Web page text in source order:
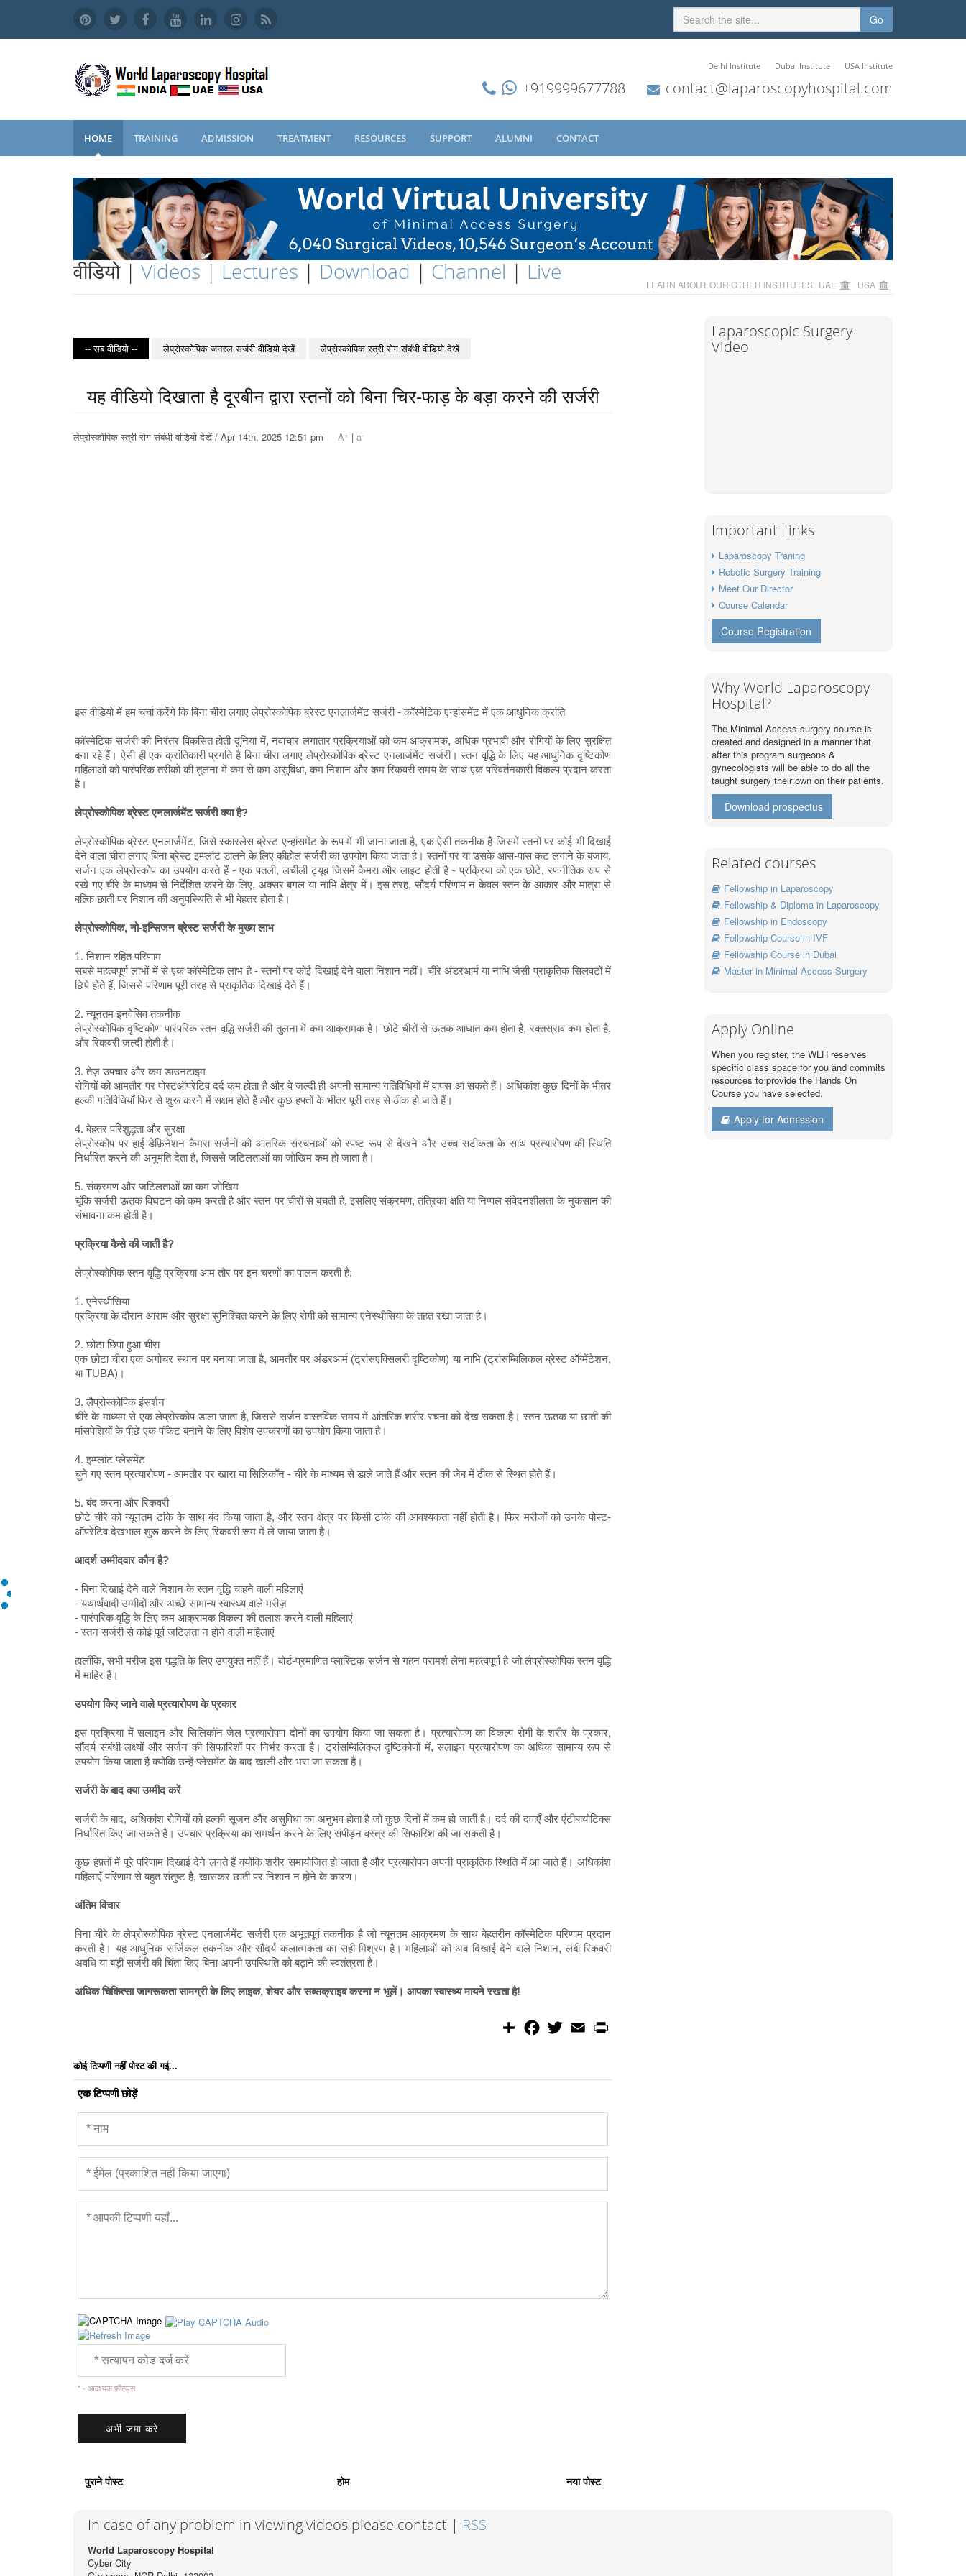
Go
Delhi Institute Dubai Institute USA Institute
+919999677788 contact@laparoscopyhospital.com
HOME TRAINING ADMISSION TREATMENT RESOURCES SUPPORT ALUMNI CONTACT
वीडियो | Videos | Lectures | Download | Channel | Live LEARN ABOUT OUR OTHER INSTITUTES: UAE USA
-- सब वीडियो -- लेप्रोस्कोपिक जनरल सर्जरी वीडियो देखें लेप्रोस्कोपिक स्त्री रोग संबंधी वीडियो देखें
यह वीडियो दिखाता है दूरबीन द्वारा स्तनों को बिना चिर-फाड़ के बड़ा करने की सर्जरी
लेप्रोस्कोपिक स्त्री रोग संबंधी वीडियो देखें / Apr 14th, 2025 12:51 pm A+ | a-
इस वीडियो में हम चर्चा करेंगे कि बिना चीरा लगाए लेप्रोस्कोपिक ब्रेस्ट एनलार्जमेंट सर्जरी - कॉस्मेटिक एन्हांसमेंट में एक आधुनिक क्रांति
कॉस्मेटिक सर्जरी की निरंतर विकसित होती दुनिया में, नवाचार लगातार प्रक्रियाओं को कम आक्रामक, अधिक प्रभावी और रोगियों के लिए सुरक्षित
बना रहे हैं। ऐसी ही एक क्रांतिकारी प्रगति है बिना चीरा लगाए लेप्रोस्कोपिक ब्रेस्ट एनलार्जमेंट सर्जरी। स्तन वृद्धि के लिए यह आधुनिक दृष्टिकोण
महिलाओं को पारंपरिक तरीकों की तुलना में कम से कम असुविधा, कम निशान और कम रिकवरी समय के साथ एक परिवर्तनकारी विकल्प प्रदान करता
है।
लेप्रोस्कोपिक ब्रेस्ट एनलार्जमेंट सर्जरी क्या है?
लेप्रोस्कोपिक ब्रेस्ट एनलार्जमेंट, जिसे स्कारलेस ब्रेस्ट एन्हांसमेंट के रूप में भी जाना जाता है, एक ऐसी तकनीक है जिसमें स्तनों पर कोई भी दिखाई
देने वाला चीरा लगाए बिना ब्रेस्ट इम्प्लांट डालने के लिए कीहोल सर्जरी का उपयोग किया जाता है। स्तनों पर या उसके आस-पास कट लगाने के बजाय,
सर्जन एक लेप्रोस्कोप का उपयोग करते हैं - एक पतली, लचीली ट्यूब जिसमें कैमरा और लाइट होती है - प्रक्रिया को एक छोटे, रणनीतिक रूप से
रखे गए चीरे के माध्यम से निर्देशित करने के लिए, अक्सर बगल या नाभि क्षेत्र में। इस तरह, सौंदर्य परिणाम न केवल स्तन के आकार और मात्रा से
बल्कि छाती पर निशान की अनुपस्थिति से भी बेहतर होता है।
लेप्रोस्कोपिक, नो-इन्सिजन ब्रेस्ट सर्जरी के मुख्य लाभ
1. निशान रहित परिणाम
सबसे महत्वपूर्ण लाभों में से एक कॉस्मेटिक लाभ है - स्तनों पर कोई दिखाई देने वाला निशान नहीं। चीरे अंडरआर्म या नाभि जैसी प्राकृतिक सिलवटों में
छिपे होते हैं, जिससे परिणाम पूरी तरह से प्राकृतिक दिखाई देते हैं।
2. न्यूनतम इनवेसिव तकनीक
लेप्रोस्कोपिक दृष्टिकोण पारंपरिक स्तन वृद्धि सर्जरी की तुलना में कम आक्रामक है। छोटे चीरों से ऊतक आघात कम होता है, रक्तस्राव कम होता है,
और रिकवरी जल्दी होती है।
3. तेज़ उपचार और कम डाउनटाइम
रोगियों को आमतौर पर पोस्टऑपरेटिव दर्द कम होता है और वे जल्दी ही अपनी सामान्य गतिविधियों में वापस आ सकते हैं। अधिकांश कुछ दिनों के भीतर
हल्की गतिविधियाँ फिर से शुरू करने में सक्षम होते हैं और कुछ हफ्तों के भीतर पूरी तरह से ठीक हो जाते हैं।
4. बेहतर परिशुद्धता और सुरक्षा
लेप्रोस्कोप पर हाई-डेफ़िनेशन कैमरा सर्जनों को आंतरिक संरचनाओं को स्पष्ट रूप से देखने और उच्च सटीकता के साथ प्रत्यारोपण की स्थिति
निर्धारित करने की अनुमति देता है, जिससे जटिलताओं का जोखिम कम हो जाता है।
5. संक्रमण और जटिलताओं का कम जोखिम
चूंकि सर्जरी ऊतक विघटन को कम करती है और स्तन पर चीरों से बचती है, इसलिए संक्रमण, तंत्रिका क्षति या निप्पल संवेदनशीलता के नुकसान की
संभावना कम होती है।
प्रक्रिया कैसे की जाती है?
लेप्रोस्कोपिक स्तन वृद्धि प्रक्रिया आम तौर पर इन चरणों का पालन करती है:
1. एनेस्थीसिया
प्रक्रिया के दौरान आराम और सुरक्षा सुनिश्चित करने के लिए रोगी को सामान्य एनेस्थीसिया के तहत रखा जाता है।
2. छोटा छिपा हुआ चीरा
एक छोटा चीरा एक अगोचर स्थान पर बनाया जाता है, आमतौर पर अंडरआर्म (ट्रांसएक्सिलरी दृष्टिकोण) या नाभि (ट्रांसम्बिलिकल ब्रेस्ट ऑग्मेंटेशन,
या TUBA)।
3. लैप्रोस्कोपिक इंसर्शन
चीरे के माध्यम से एक लेप्रोस्कोप डाला जाता है, जिससे सर्जन वास्तविक समय में आंतरिक शरीर रचना को देख सकता है। स्तन ऊतक या छाती की
मांसपेशियों के पीछे एक पॉकेट बनाने के लिए विशेष उपकरणों का उपयोग किया जाता है।
4. इम्प्लांट प्लेसमेंट
चुने गए स्तन प्रत्यारोपण - आमतौर पर खारा या सिलिकॉन - चीरे के माध्यम से डाले जाते हैं और स्तन की जेब में ठीक से स्थित होते हैं।
5. बंद करना और रिकवरी
छोटे चीरे को न्यूनतम टांके के साथ बंद किया जाता है, और स्तन क्षेत्र पर किसी टांके की आवश्यकता नहीं होती है। फिर मरीजों को उनके पोस्ट-
ऑपरेटिव देखभाल शुरू करने के लिए रिकवरी रूम में ले जाया जाता है।
आदर्श उम्मीदवार कौन है?
- बिना दिखाई देने वाले निशान के स्तन वृद्धि चाहने वाली महिलाएं
- यथार्थवादी उम्मीदों और अच्छे सामान्य स्वास्थ्य वाले मरीज़
- पारंपरिक वृद्धि के लिए कम आक्रामक विकल्प की तलाश करने वाली महिलाएं
- स्तन सर्जरी से कोई पूर्व जटिलता न होने वाली महिलाएं
हालाँकि, सभी मरीज़ इस पद्धति के लिए उपयुक्त नहीं हैं। बोर्ड-प्रमाणित प्लास्टिक सर्जन से गहन परामर्श लेना महत्वपूर्ण है जो लैप्रोस्कोपिक स्तन वृद्धि
में माहिर हैं।
उपयोग किए जाने वाले प्रत्यारोपण के प्रकार
इस प्रक्रिया में सलाइन और सिलिकॉन जेल प्रत्यारोपण दोनों का उपयोग किया जा सकता है। प्रत्यारोपण का विकल्प रोगी के शरीर के प्रकार,
सौंदर्य संबंधी लक्ष्यों और सर्जन की सिफारिशों पर निर्भर करता है। ट्रांसम्बिलिकल दृष्टिकोणों में, सलाइन प्रत्यारोपण का अधिक सामान्य रूप से
उपयोग किया जाता है क्योंकि उन्हें प्लेसमेंट के बाद खाली और भरा जा सकता है।
सर्जरी के बाद क्या उम्मीद करें
सर्जरी के बाद, अधिकांश रोगियों को हल्की सूजन और असुविधा का अनुभव होता है जो कुछ दिनों में कम हो जाती है। दर्द की दवाएँ और एंटीबायोटिक्स
निर्धारित किए जा सकते हैं। उपचार प्रक्रिया का समर्थन करने के लिए संपीड़न वस्त्र की सिफारिश की जा सकती है।
कुछ हफ़्तों में पूरे परिणाम दिखाई देने लगते हैं क्योंकि शरीर समायोजित हो जाता है और प्रत्यारोपण अपनी प्राकृतिक स्थिति में आ जाते हैं। अधिकांश
महिलाएँ परिणाम से बहुत संतुष्ट हैं, खासकर छाती पर निशान न होने के कारण।
अंतिम विचार
बिना चीरे के लेप्रोस्कोपिक ब्रेस्ट एनलार्जमेंट सर्जरी एक अभूतपूर्व तकनीक है जो न्यूनतम आक्रमण के साथ बेहतरीन कॉस्मेटिक परिणाम प्रदान
करती है। यह आधुनिक सर्जिकल तकनीक और सौंदर्य कलात्मकता का सही मिश्रण है। महिलाओं को अब दिखाई देने वाले निशान, लंबी रिकवरी
अवधि या बड़ी सर्जरी की चिंता किए बिना अपनी उपस्थिति को बढ़ाने की स्वतंत्रता है।
अधिक चिकित्सा जागरूकता सामग्री के लिए लाइक, शेयर और सब्सक्राइब करना न भूलें। आपका स्वास्थ्य मायने रखता है!
S
o
w
e
E
m
कोई टिप्पणी नहीं पोस्ट की गई...
एक टिप्पणी छोड़ें
* - आवश्यक फील्ड्स
पुराने पोस्ट होम नया पोस्ट
Laparoscopic Surgery
Video
Important Links
Laparoscopy Traning
Robotic Surgery Training
Meet Our Director
Course Calendar
Course Registration
Why World Laparoscopy
Hospital?
The Minimal Access surgery course is
created and designed in a manner that
after this program surgeons &
gynecologists will be able to do all the
taught surgery their own on their patients.
Download prospectus
Related courses
Fellowship in Laparoscopy
Fellowship & Diploma in Laparoscopy
Fellowship in Endoscopy
Fellowship Course in IVF
Fellowship Course in Dubai
Master in Minimal Access Surgery
Apply Online
When you register, the WLH reserves
specific class space for you and commits
resources to provide the Hands On
Course you have selected.
Apply for Admission
In case of any problem in viewing videos please contact | RSS
World Laparoscopy Hospital
Cyber City